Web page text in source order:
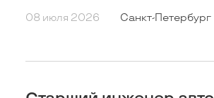
08 июля 2026 Санкт-Петербург